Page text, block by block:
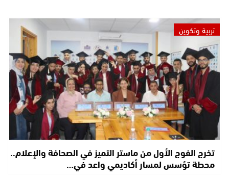
تربية وتكوين
تخرج الفوج الأول من ماستر التميز في الصحافة والإعلام..
محطة تؤسس لمسار أكاديمي واعد في…